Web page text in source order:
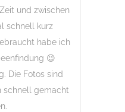
und zwischen
schnell kurz
habe ich
😉
Die Fotos sind
schnell gemacht